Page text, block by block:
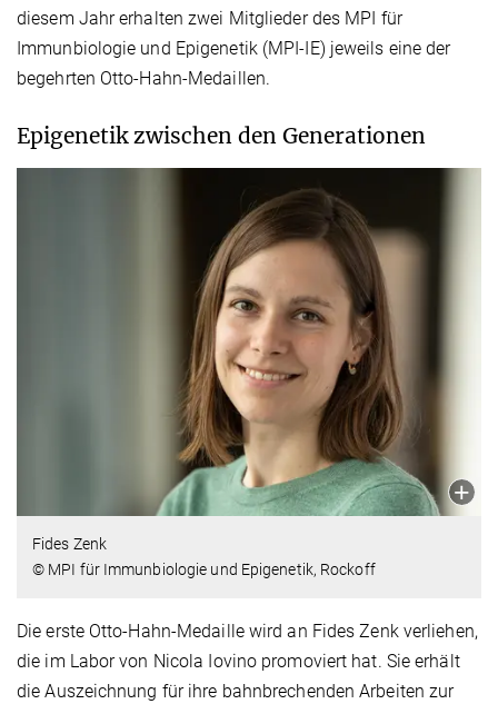
diesem Jahr erhalten zwei Mitglieder des MPI für
Immunbiologie und Epigenetik (MPI-IE) jeweils eine der
begehrten Otto-Hahn-Medaillen.
Epigenetik zwischen den Generationen
Fides Zenk
© MPI für Immunbiologie und Epigenetik, Rockoff
Die erste Otto-Hahn-Medaille wird an Fides Zenk verliehen,
die im Labor von Nicola Iovino promoviert hat. Sie erhält
die Auszeichnung für ihre bahnbrechenden Arbeiten zur